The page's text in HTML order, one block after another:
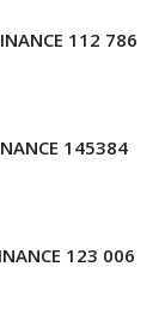
112 786
145384
123 006